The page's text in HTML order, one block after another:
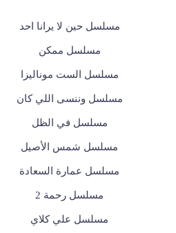
مسلسل حين لا يرانا احد
مسلسل ممكن
مسلسل الست موناليزا
مسلسل وننسى اللي كان
مسلسل في الظل
مسلسل شمس الأصيل
مسلسل عمارة السعادة
مسلسل رحمة 2
مسلسل علي كلاي